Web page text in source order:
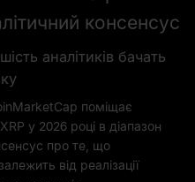
консенсус
аналітиків бачать
поміщає
у 2026 році в діапазон
про те, що
від реалізації